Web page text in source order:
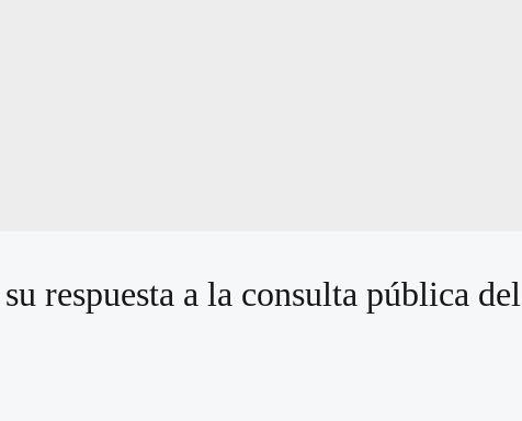
respuesta a la consulta pública